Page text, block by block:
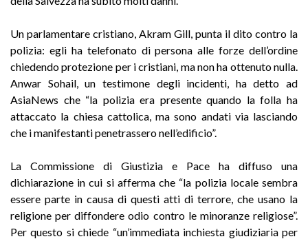
Un parlamentare cristiano, Akram Gill, punta il dito contro la
polizia: egli ha telefonato di persona alle forze dell’ordine
chiedendo protezione per i cristiani, ma non ha ottenuto nulla.
Anwar Sohail, un testimone degli incidenti, ha detto ad
AsiaNews che “la polizia era presente quando la folla ha
attaccato la chiesa cattolica, ma sono andati via lasciando
che i manifestanti penetrassero nell’edificio”.
La Commissione di Giustizia e Pace ha diffuso una
dichiarazione in cui si afferma che “la polizia locale sembra
essere parte in causa di questi atti di terrore, che usano la
religione per diffondere odio contro le minoranze religiose”.
Per questo si chiede “un’immediata inchiesta giudiziaria per